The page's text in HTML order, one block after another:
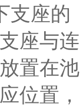
座的
座与连
置在池
位置，